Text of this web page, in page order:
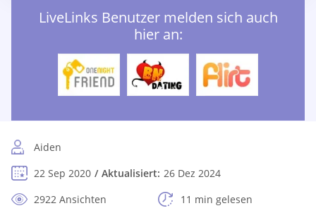
LiveLinks Benutzer melden sich auch
hier an:
Aiden
22 Sep 2020
Aktualisiert: 26 Dez 2024
2922 Ansichten
11 min gelesen